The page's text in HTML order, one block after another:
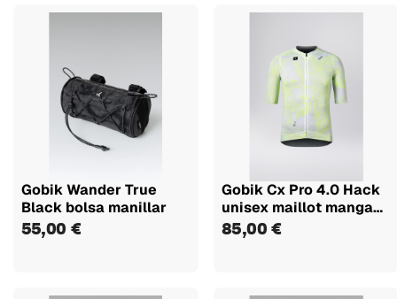
Gobik Wander True
Black bolsa manillar
55,00 €
Gobik Cx Pro 4.0 Hack
unisex maillot manga
corta
85,00 €